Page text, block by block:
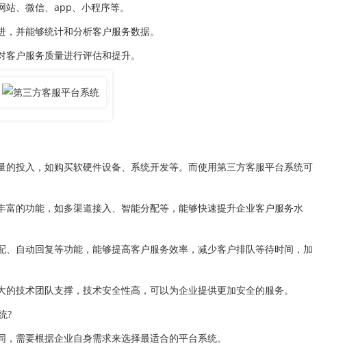
、微信、app、小程序等。
能够统计和分析客户服务数据。
服务质量进行评估和提升。
入，如购买软硬件设备、系统开发等。而使用第三方客服平台系统可
功能，如多渠道接入、智能分配等，能够快速提升企业客户服务水
动回复等功能，能够提高客户服务效率，减少客户排队等待时间，加
术团队支撑，技术安全性高，可以为企业提供更加安全的服务。
?
要根据企业自身需求来选择最适合的平台系统。